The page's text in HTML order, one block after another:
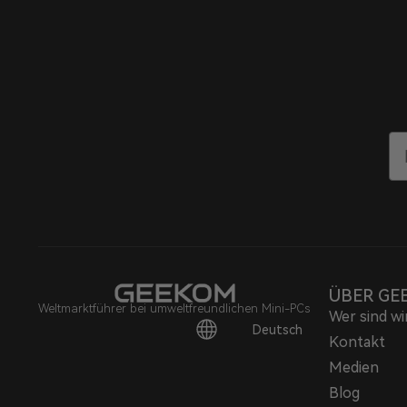
Weltmarktführer bei umweltfreundlichen Mini-PCs
Deutsch
ÜBER
Wer sind
Kontakt
Medien
Blog